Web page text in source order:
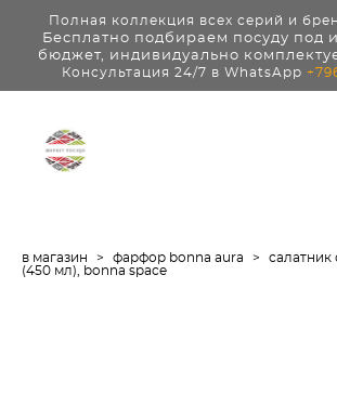
Полная коллекция всех серий и
Бесплатно подбираем посуду под
бюджет, индивидуально
Консультация 24/7 в WhatsApp
в магазин > фарфор bonna aura >
салатник
(450 мл), bonna space